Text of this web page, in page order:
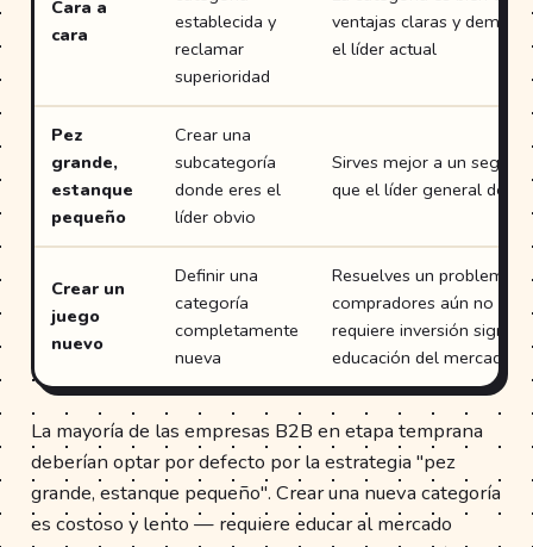
Cara a
cara
establecida y
reclamar
superioridad
ventajas claras y
el líder actual
Pez
grande,
estanque
pequeño
Crear una
subcategoría
donde eres el
líder obvio
Sirves mejor a un
que el líder general de la
Crear un
juego
nuevo
Definir una
categoría
completamente
nueva
Resuelves un problema
compradores aún no
requiere inversión
educación del mercado
La mayoría de las empresas B2B en etapa temprana
deberían optar por defecto por la estrategia "pez
grande, estanque pequeño". Crear una nueva categoría
es costoso y lento — requiere educar al mercado